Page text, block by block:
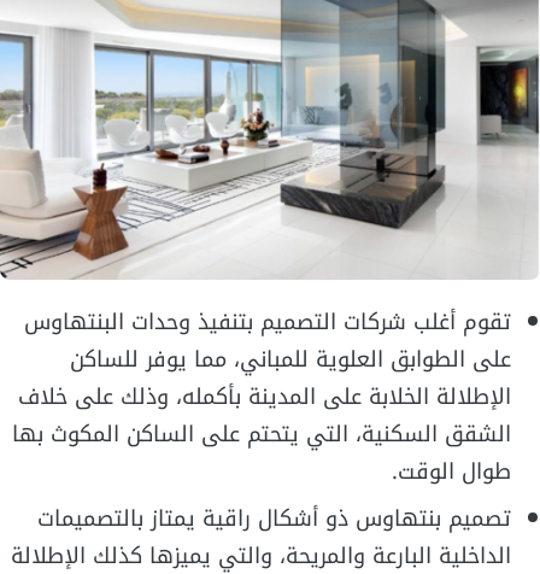
تقوم أغلب شركات التصميم بتنفيذ وحدات البنتهاوس
على الطوابق العلوية للمباني، مما يوفر للساكن
الإطلالة الخلابة على المدينة بأكمله، وذلك على خلاف
الشقق السكنية، التي يتحتم على الساكن المكوث بها
طوال الوقت.
تصميم بنتهاوس ذو أشكال راقية يمتاز بالتصميمات
الداخلية البارعة والمريحة، والتي يميزها كذلك الإطلالة